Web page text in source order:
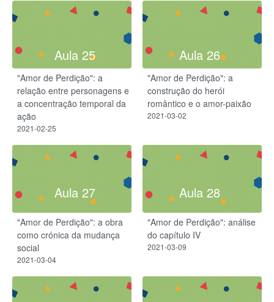
Aula 25
"Amor de Perdição": a
relação entre personagens e
a concentração temporal da
ação
2021-02-25
Aula 26
"Amor de Perdição": a
construção do herói
romântico e o amor-paixão
2021-03-02
Aula 27
"Amor de Perdição": a obra
como crónica da mudança
social
2021-03-04
Aula 28
"Amor de Perdição": análise
do capítulo IV
2021-03-09